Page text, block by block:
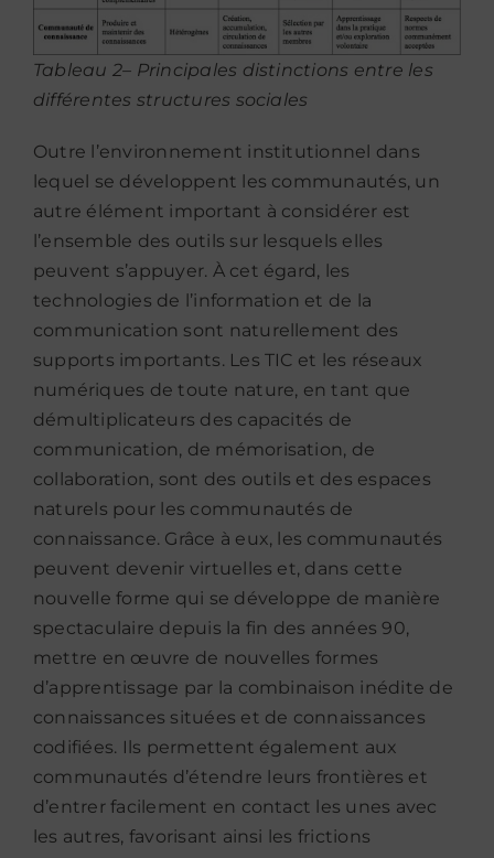
Tableau 2– Principales distinctions entre les
différentes structures sociales
Outre l’environnement institutionnel dans
lequel se développent les communautés, un
autre élément important à considérer est
l’ensemble des outils sur lesquels elles
peuvent s’appuyer. À cet égard, les
technologies de l’information et de la
communication sont naturellement des
supports importants. Les TIC et les réseaux
numériques de toute nature, en tant que
démultiplicateurs des capacités de
communication, de mémorisation, de
collaboration, sont des outils et des espaces
naturels pour les communautés de
connaissance. Grâce à eux, les communautés
peuvent devenir virtuelles et, dans cette
nouvelle forme qui se développe de manière
spectaculaire depuis la fin des années 90,
mettre en œuvre de nouvelles formes
d’apprentissage par la combinaison inédite de
connaissances situées et de connaissances
codifiées. Ils permettent également aux
communautés d’étendre leurs frontières et
d’entrer facilement en contact les unes avec
les autres, favorisant ainsi les frictions